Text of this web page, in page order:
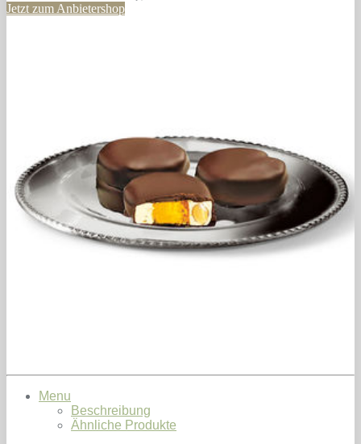
Jetzt zum Anbietershop
Menu
Beschreibung
Ähnliche Produkte